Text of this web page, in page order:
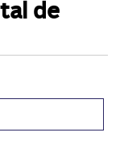
de